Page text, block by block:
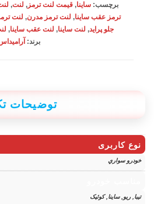
برچسب:ساینا,قیمت لنت ترمز, لنت,
ترمز عقب ساینا, لنت ترمز مدرن, لنت
جلو پراید, لنت ساینا, لنت عقب ساینا,
برند:
توضیحات
نوع کاربری
خودرو سواري
تیبا, ریو, ساینا, کوئیک